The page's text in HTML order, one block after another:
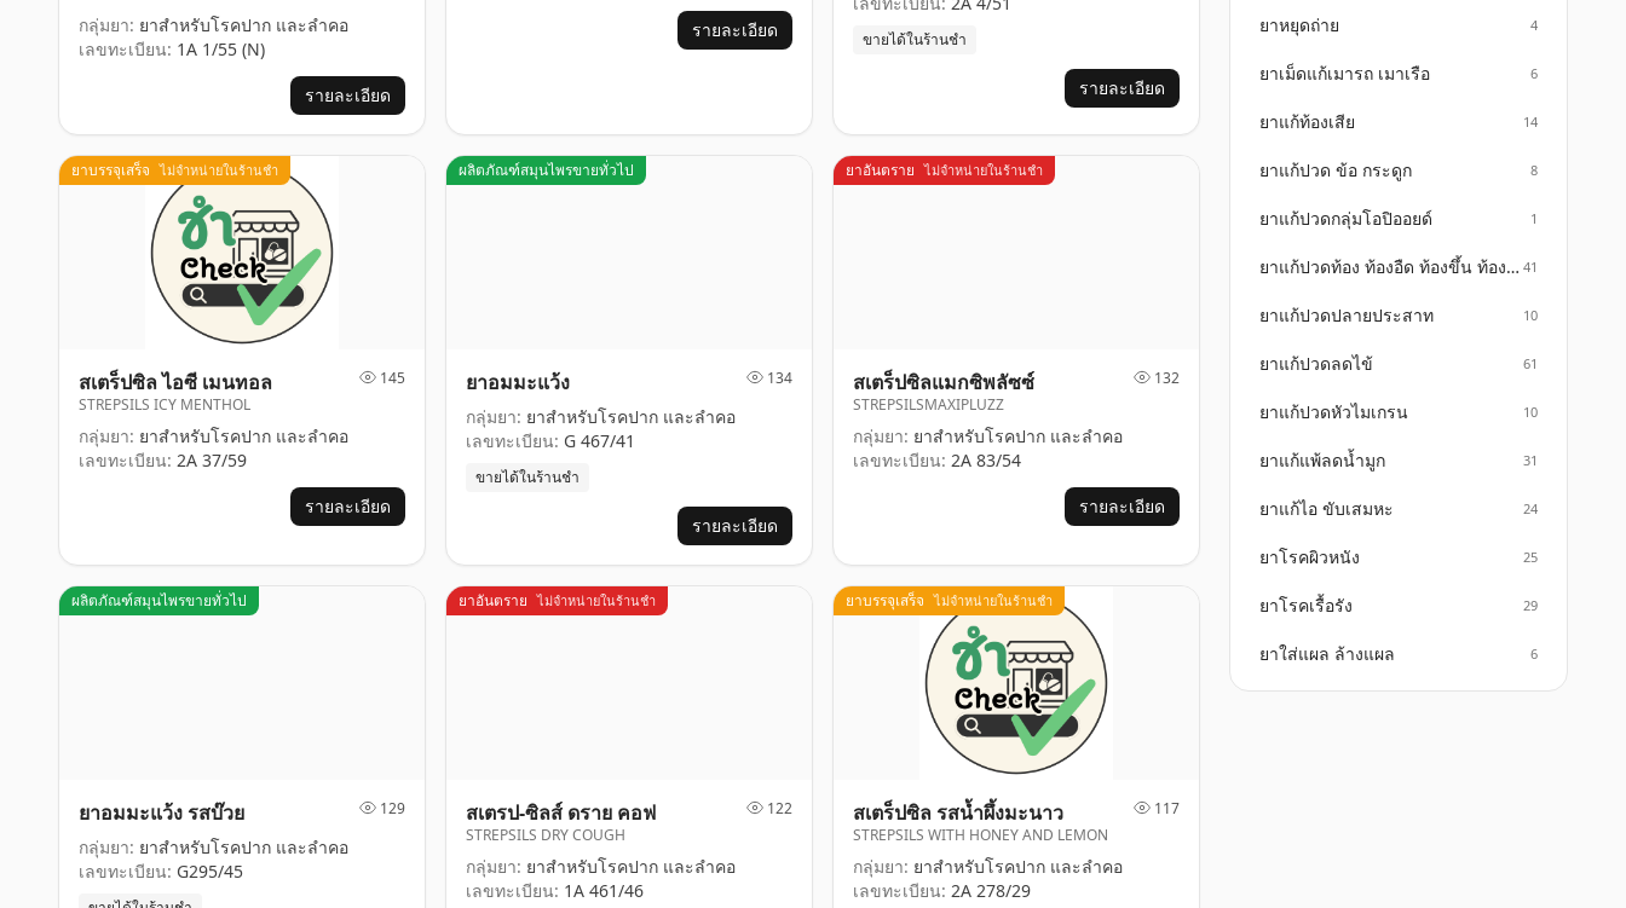
กลุ่มยา: ยาสำหรับโรคปาก และลำคอ
เลขทะเบียน: 1A 1/55 (N)
รายละเอียด
รายละเอียด
ขายได้ในร้านชำ
รายละเอียด
ยาบรรจุเสร็จ ไม่จำหน่ายในร้านชำ
สเตร็ปซิล ไอซี เมนทอล
STREPSILS ICY MENTHOL
145
กลุ่มยา: ยาสำหรับโรคปาก และลำคอ
เลขทะเบียน: 2A 37/59
รายละเอียด
ผลิตภัณฑ์สมุนไพรขายทั่วไป
ยาอมมะแว้ง 134
กลุ่มยา: ยาสำหรับโรคปาก และลำคอ
เลขทะเบียน: G 467/41
ขายได้ในร้านชำ
รายละเอียด
ยาอันตราย ไม่จำหน่ายในร้านชำ
สเตร็ปซิลแมกซิพลัซซ์
STREPSILSMAXIPLUZZ
132
กลุ่มยา: ยาสำหรับโรคปาก และลำคอ
เลขทะเบียน: 2A 83/54
รายละเอียด
ผลิตภัณฑ์สมุนไพรขายทั่วไป
ยาอมมะแว้ง รสบ๊วย 129
กลุ่มยา: ยาสำหรับโรคปาก และลำคอ
เลขทะเบียน: G295/45
ยาอันตราย ไม่จำหน่ายในร้านชำ
สเตรป-ซิลส์ ดราย คอฟ
STREPSILS DRY COUGH
122
กลุ่มยา: ยาสำหรับโรคปาก และลำคอ
เลขทะเบียน: 1A 461/46
ยาบรรจุเสร็จ ไม่จำหน่ายในร้านชำ
สเตร็ปซิล รสน้ำผึ้งมะนาว
STREPSILS WITH HONEY AND LEMON
117
กลุ่มยา: ยาสำหรับโรคปาก และลำคอ
เลขทะเบียน: 2A 278/29
ยาหยุดถ่าย 4
ยาเม็ดแก้เมารถ เมาเรือ 6
ยาแก้ท้องเสีย 14
ยาแก้ปวด ข้อ กระดูก 8
ยาแก้ปวดกลุ่มโอปิออยด์ 1
ยาแก้ปวดท้อง ท้องอืด ท้องขึ้น ท้องเฟ้อ 41
ยาแก้ปวดปลายประสาท 10
ยาแก้ปวดลดไข้ 61
ยาแก้ปวดหัวไมเกรน 10
ยาแก้แพ้ลดน้ำมูก 31
ยาแก้ไอ ขับเสมหะ 24
ยาโรคผิวหนัง 25
ยาโรคเรื้อรัง 29
ยาใส่แผล ล้างแผล 6